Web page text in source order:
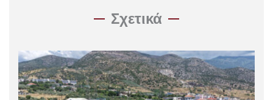
Σχετικά